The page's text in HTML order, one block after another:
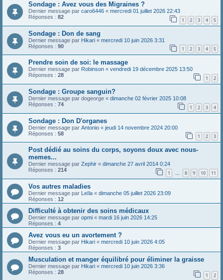
Sondage : Avez vous des Migraines ?
Dernier message par caro6446 « mercredi 01 juillet 2026 22:43
Réponses : 82 1 2 3 4 5
Sondage : Don de sang
Dernier message par Hikari « mercredi 10 juin 2026 3:31
Réponses : 90 1 2 3 4 5
Prendre soin de soi: le massage
Dernier message par Robinson « vendredi 19 décembre 2025 13:50
Réponses : 28 1 2
Sondage : Groupe sanguin?
Dernier message par dogeorge « dimanche 02 février 2025 10:08
Réponses : 74 1 2 3 4
Sondage : Don D'organes
Dernier message par Antonio « jeudi 14 novembre 2024 20:00
Réponses : 58 1 2 3
Post dédié au soins du corps, soyons doux avec nous-
memes...
Dernier message par Zephir « dimanche 27 avril 2014 0:24
Réponses : 214 1 … 8 9 10 11
Vos autres maladies
Dernier message par Leïla « dimanche 05 juillet 2026 23:09
Réponses : 12
Difficulté à obtenir des soins médicaux
Dernier message par opmi « mardi 16 juin 2026 14:25
Réponses : 4
Avez vous eu un avortement ?
Dernier message par Hikari « mercredi 10 juin 2026 4:05
Réponses : 3
Musculation et manger équilibré pour éliminer la graisse
Dernier message par Hikari « mercredi 10 juin 2026 3:36
Réponses : 28 1 2